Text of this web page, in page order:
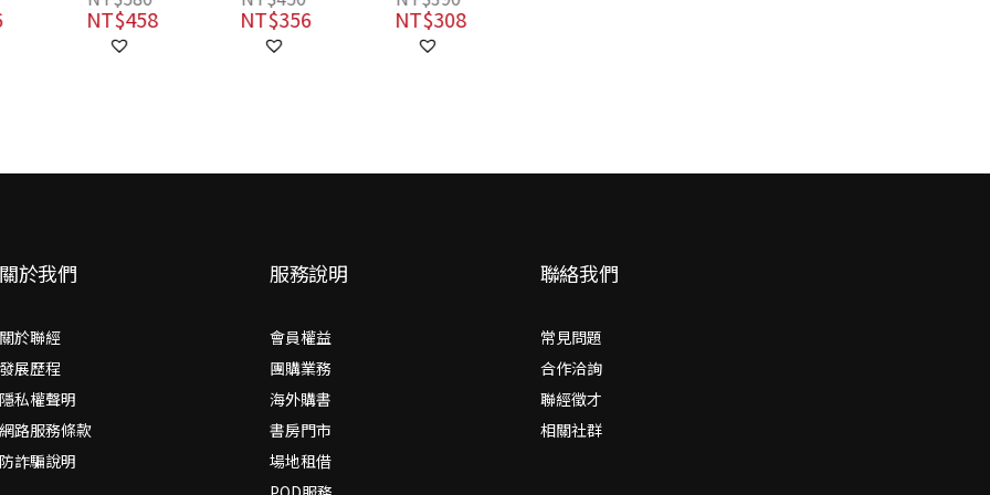
NT$458 人各種內心糾
結，古文閱讀一
把抓！
NT$356 NT$308
於我們
於聯經
展歷程
私權聲明
路服務條款
詐騙說明
服務說明
會員權益
團購業務
海外購書
書房門市
場地租借
聯絡我們
常見問題
合作洽詢
聯經徵才
相關社群